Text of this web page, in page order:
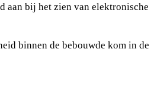
aan bij het zien van elektronische
binnen de bebouwde kom in de